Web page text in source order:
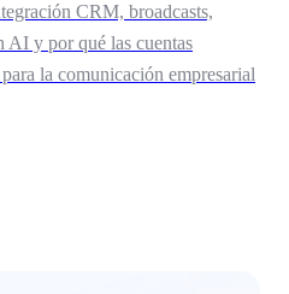
CRM, broadcasts,
AI y por qué las cuentas
la comunicación empresarial